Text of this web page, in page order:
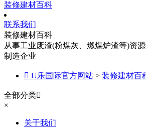
装修建材百科
联系我们
装修建材百科
从事工业废渣(粉煤灰、燃煤炉渣等)资
制造企业
 U乐国际官方网站 > 装修建材百
全部分类
×
关于我们